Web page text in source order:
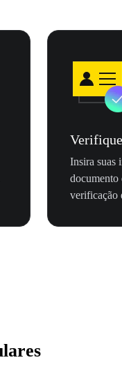
Insira suas
documento
verificação